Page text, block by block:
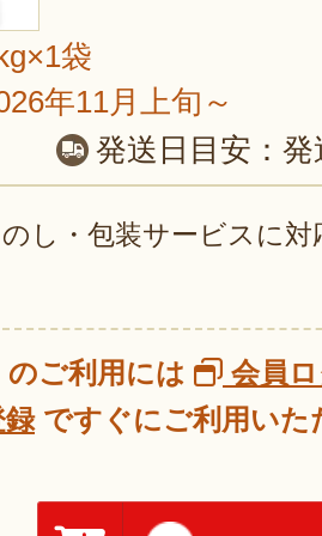
袋
年11月上旬～
発送日目安： 発
し・包装サービスに対
のご利用には
会員
録ですぐにご利用いた